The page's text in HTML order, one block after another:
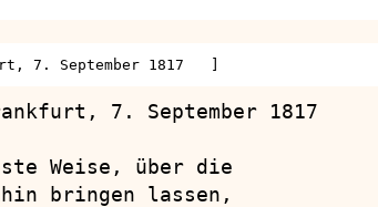
7. September 1817   ]
7. September 1817
Weise, über die
bringen lassen,